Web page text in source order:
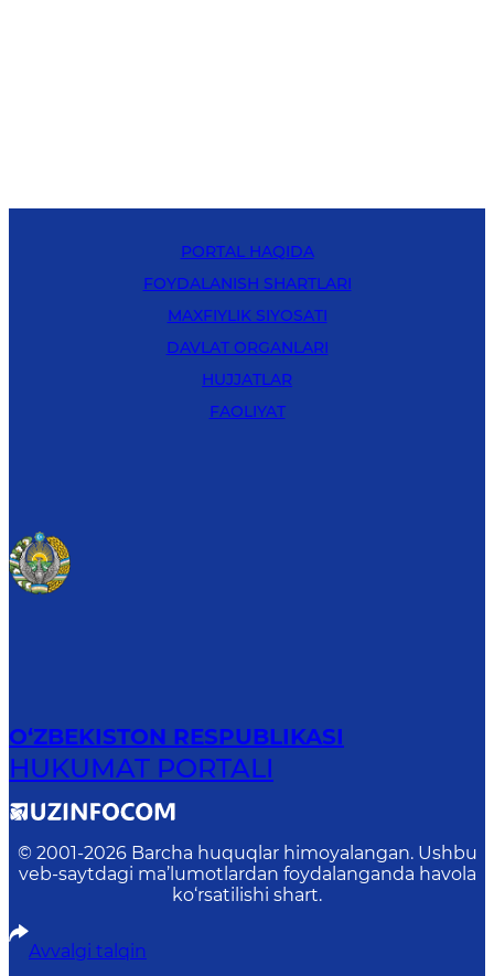
PORTAL HAQIDA
FOYDALANISH SHARTLARI
MAXFIYLIK SIYOSATI
DAVLAT ORGANLARI
HUJJATLAR
FAOLIYAT
O‘ZBEKISTON RESPUBLIKASI
HUKUMAT PORTALI
© 2001-2026 Barcha huquqlar himoyalangan. Ushbu
veb-saytdagi ma’lumotlardan foydalanganda havola
ko‘rsatilishi shart.
Avvalgi talqin